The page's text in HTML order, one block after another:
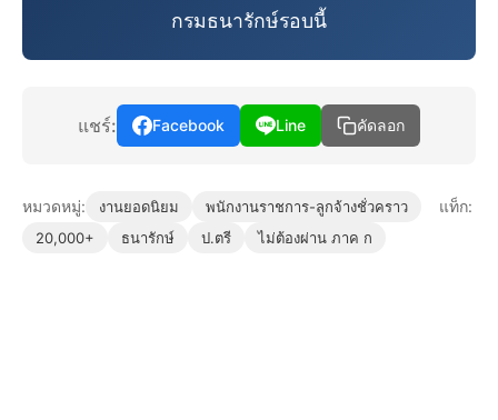
กรมธนารักษ์รอบนี้
แชร์: Facebook Line คัดลอก
หมวดหมู่: งานยอดนิยม พนักงานราชการ-ลูกจ้างชั่วคราว แท็ก:
20,000+ ธนารักษ์ ป.ตรี ไม่ต้องผ่าน ภาค ก